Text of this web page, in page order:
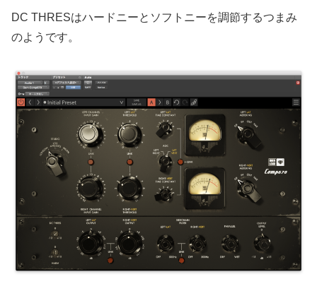
DC THRESはハードニーとソフトニーを調節するつまみ
のようです。